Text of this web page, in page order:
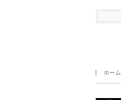
ホーム